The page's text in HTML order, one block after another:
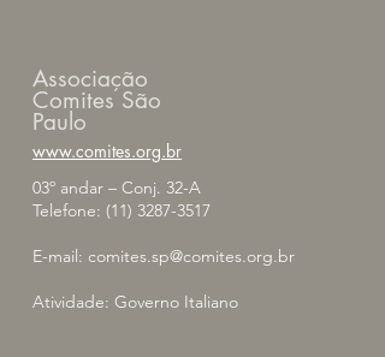
Associação
Comites São
Paulo
www.comites.org.br
03º andar – Conj. 32-A
Telefone: (11) 3287-3517
E-mail: comites.sp@comites.org.br
Atividade: Governo Italiano